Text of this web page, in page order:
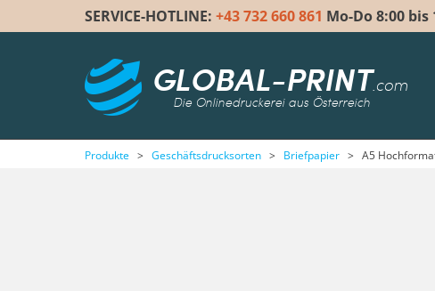
SERVICE-HOTLINE: +43 732 660 861 Mo-Do 8:00 bis
GLOBAL-PRINT.com
Die Onlinedruckerei aus Österreich
Produkte > Geschäftsdrucksorten > Briefpapier > A5